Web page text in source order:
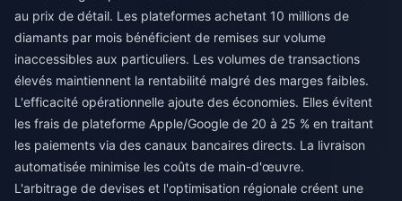
au prix de détail. Les plateformes achetant 10 millions de
diamants par mois bénéficient de remises sur volume
inaccessibles aux particuliers. Les volumes de transactions
élevés maintiennent la rentabilité malgré des marges faibles.
L'efficacité opérationnelle ajoute des économies. Elles évitent
les frais de plateforme Apple/Google de 20 à 25 % en traitant
les paiements via des canaux bancaires directs. La livraison
automatisée minimise les coûts de main-d'œuvre.
L'arbitrage de devises et l'optimisation régionale créent une